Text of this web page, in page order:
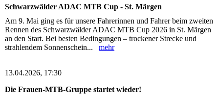
Schwarzwälder ADAC MTB Cup - St. Märgen
Am 9. Mai ging es für unsere Fahrerinnen und Fahrer beim zweiten
Rennen des Schwarzwälder ADAC MTB Cup 2026 in St. Märgen
an den Start. Bei besten Bedingungen – trockener Strecke und
strahlendem Sonnenschein... mehr
13.04.2026, 17:30
Die Frauen-MTB-Gruppe startet wieder!